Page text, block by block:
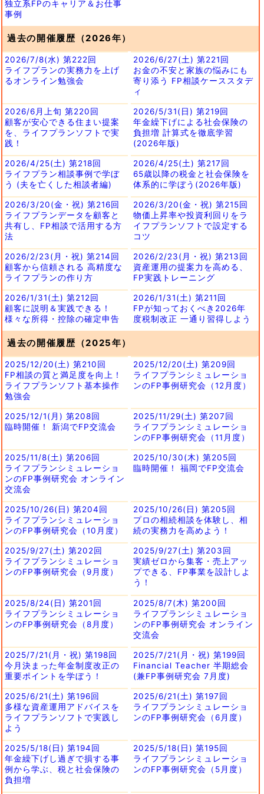
独立系FPのキャリア＆お仕事
事例
過去の開催履歴（2026年）
2026/7/8(水) 第222回
ライフプランの実務力を上げ
るオンライン勉強会
2026/6/27(土) 第221回
お金の不安と家族の悩みにも
寄り添う FP相談ケーススタデ
ィ
2026/6月上旬 第220回
顧客が安心できる住まい提案
を、ライフプランソフトで実
践！
2026/5/31(日) 第219回
年金繰下げによる社会保険の
負担増 計算式を徹底学習
(2026年版)
2026/4/25(土) 第218回
ライフプラン相談事例で学ぼ
う (夫を亡くした相談者編)
2026/4/25(土) 第217回
65歳以降の税金と社会保険を
体系的に学ぼう(2026年版)
2026/3/20(金・祝) 第216回
ライフプランデータを顧客と
共有し、FP相談で活用する方
法
2026/3/20(金・祝) 第215回
物価上昇率や投資利回りをラ
イフプランソフトで設定する
コツ
2026/2/23(月・祝) 第214回
顧客から信頼される 高精度な
ライフプランの作り方
2026/2/23(月・祝) 第213回
資産運用の提案力を高める、
FP実践トレーニング
2026/1/31(土) 第212回
顧客に説明＆実践できる！
様々な所得・控除の確定申告
2026/1/31(土) 第211回
FPが知っておくべき2026年
度税制改正 一通り習得しよう
過去の開催履歴（2025年）
2025/12/20(土) 第210回
FP相談の質と満足度を向上！
ライフプランソフト基本操作
勉強会
2025/12/20(土) 第209回
ライフプランシミュレーショ
ンのFP事例研究会（12月度）
2025/12/1(月) 第208回
臨時開催！ 新潟でFP交流会
2025/11/29(土) 第207回
ライフプランシミュレーショ
ンのFP事例研究会（11月度）
2025/11/8(土) 第206回
ライフプランシミュレーショ
ンのFP事例研究会 オンライン
交流会
2025/10/30(木) 第205回
臨時開催！ 福岡でFP交流会
2025/10/26(日) 第204回
ライフプランシミュレーショ
ンのFP事例研究会（10月度）
2025/10/26(日) 第205回
プロの相続相談を体験し、相
続の実務力を高めよう！
2025/9/27(土) 第202回
ライフプランシミュレーショ
ンのFP事例研究会（9月度）
2025/9/27(土) 第203回
実績ゼロから集客・売上アッ
プできる、FP事業を設計しよ
う！
2025/8/24(日) 第201回
ライフプランシミュレーショ
ンのFP事例研究会（8月度）
2025/8/7(木) 第200回
ライフプランシミュレーショ
ンのFP事例研究会 オンライン
交流会
2025/7/21(月・祝) 第198回
今月決まった年金制度改正の
重要ポイントを学ぼう！
2025/7/21(月・祝) 第199回
Financial Teacher 半期総会
(兼FP事例研究会 7月度)
2025/6/21(土) 第196回
多様な資産運用アドバイスを
ライフプランソフトで実践し
よう
2025/6/21(土) 第197回
ライフプランシミュレーショ
ンのFP事例研究会（6月度）
2025/5/18(日) 第194回
年金繰下げし過ぎで損する事
例から学ぶ、税と社会保険の
負担増
2025/5/18(日) 第195回
ライフプランシミュレーショ
ンのFP事例研究会（5月度）